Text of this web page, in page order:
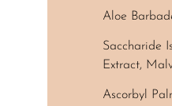
Aloe
Saccharide
Extract,
Ascorbyl